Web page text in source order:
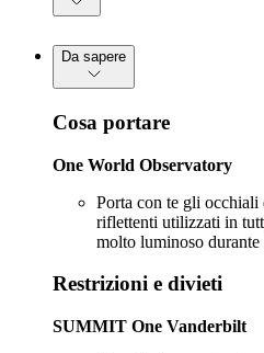
Da sapere
Cosa portare
One World Observatory
Porta con te gli occhiali
riflettenti utilizzati in
molto luminoso
Restrizioni e divieti
SUMMIT One Vanderbilt